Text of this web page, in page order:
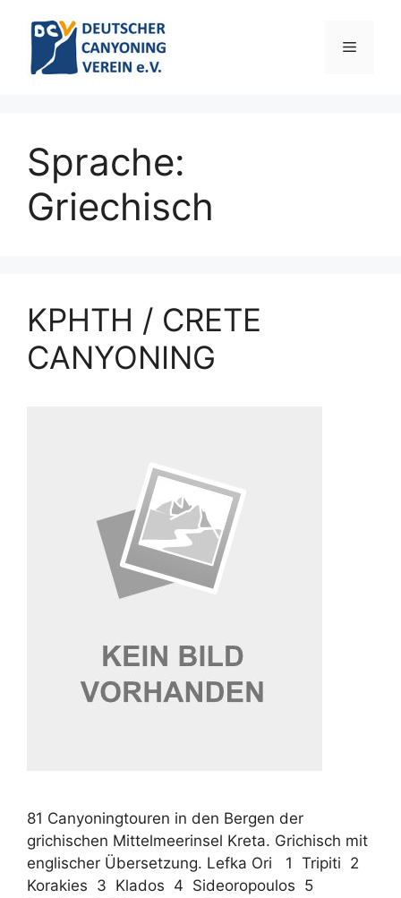
Inhalt
springen
Menü
Sprache:
Griechisch
ΚΡΗΤΗ / CRETE
CANYONING
81 Canyoningtouren in den Bergen der
grichischen Mittelmeerinsel Kreta. Grichisch mit
englischer Übersetzung. Lefka Ori 1 Tripiti 2
Korakies 3 Klados 4 Sideoropoulos 5